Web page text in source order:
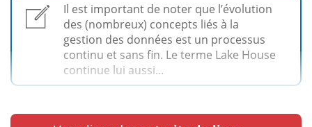
Il est important de noter que l’évolution
des (nombreux) concepts liés à la
gestion des données est un processus
continu et sans fin. Le terme Lake House
continue lui aussi...